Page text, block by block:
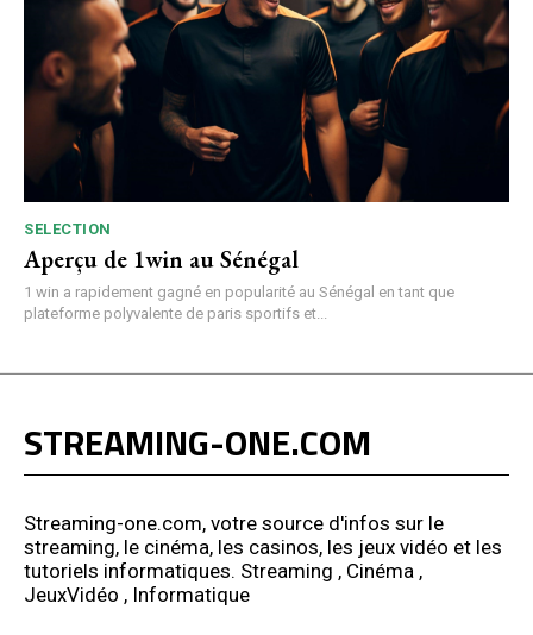
SELECTION
Aperçu de 1win au Sénégal
1 win a rapidement gagné en popularité au Sénégal en tant que
plateforme polyvalente de paris sportifs et...
STREAMING-ONE.COM
Streaming-one.com, votre source d'infos sur le
streaming, le cinéma, les casinos, les jeux vidéo et les
tutoriels informatiques. Streaming , Cinéma ,
JeuxVidéo , Informatique